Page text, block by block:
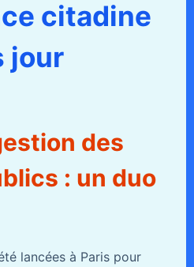
citadine
jour
des
: un duo
lancées à Paris pour